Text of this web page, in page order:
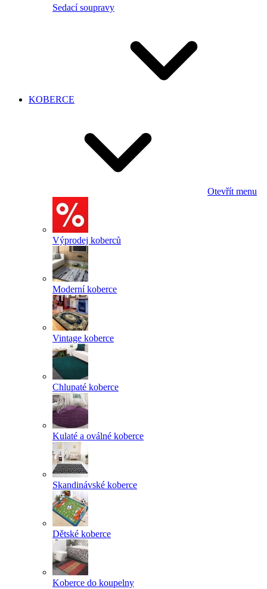
Sedací soupravy
KOBERCE
Otevřít menu
Výprodej koberců
Moderní koberce
Vintage koberce
Chlupaté koberce
Kulaté a oválné koberce
Skandinávské koberce
Dětské koberce
Koberce do koupelny